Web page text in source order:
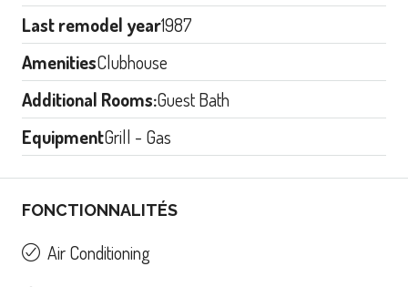
Last remodel year1987
AmenitiesClubhouse
Additional Rooms:Guest Bath
EquipmentGrill - Gas
FONCTIONNALITÉS
Air Conditioning